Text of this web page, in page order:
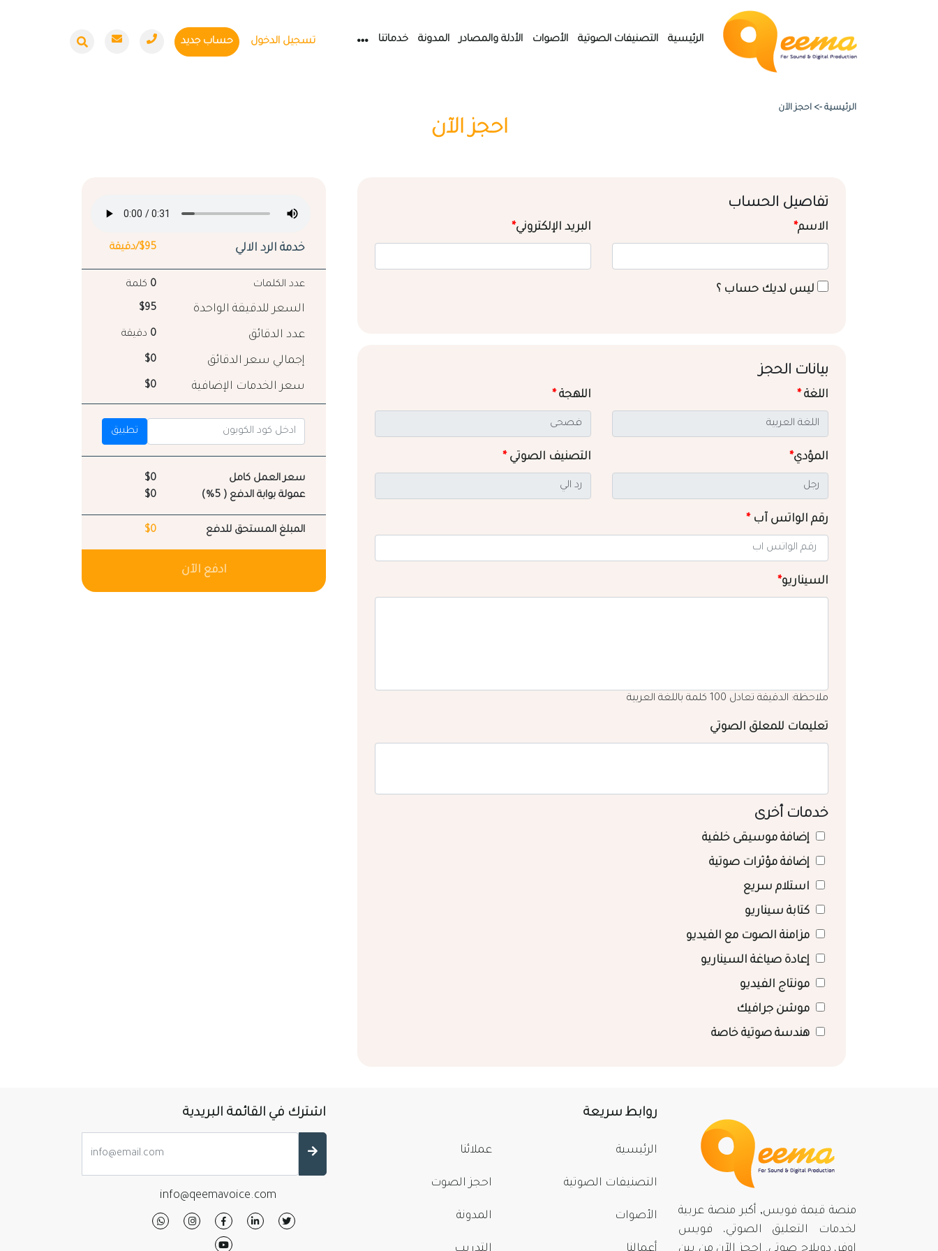
الرئيسية التصنيفات الصوتية الأصوات الأدلة والمصادر المدونة خدماتنا تسجيل الدخول حساب جديد
الرئيسية -> احجز الآن
احجز الآن
تفاصيل الحساب
الاسم* البريد الإلكتروني*
ليس لديك حساب ؟
بيانات الحجز
اللغة* اللهجة*
المؤدي* التصنيف الصوتي*
رقم الواتس آب*
السيناريو*
ملاحظة: الدقيقة تعادل 100 كلمة باللغة العربية
تعليمات للمعلق الصوتي
خدمات أخرى
إضافة موسيقى خلفية
إضافة مؤثرات صوتية
استلام سريع
كتابة سيناريو
مزامنة الصوت مع الفيديو
إعادة صياغة السيناريو
مونتاج الفيديو
موشن جرافيك
هندسة صوتية خاصة
خدمة الرد الالي $95/دقيقة
عدد الكلمات 0 كلمة
السعر للدقيقة الواحدة $95
عدد الدقائق 0 دقيقة
إجمالي سعر الدقائق $0
سعر الخدمات الإضافية $0
تطبيق
سعر العمل كامل
$0
عمولة بوابة الدفع ( 5%)
$0
المبلغ المستحق للدفع $0
ادفع الآن
منصة قيمة فويس, أكبر منصة عربية
لخدمات التعليق الصوتي، فويس
روابط سريعة
الرئيسية
التصنيفات الصوتية
الأصوات
عملائنا
احجز الصوت
المدونة
اشترك في القائمة البريدية
info@qeemavoice.com